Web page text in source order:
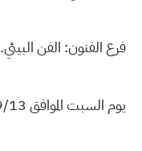
فرع الفنون: الفن البيئي.
يوم السبت الموافق 2025/9/13: